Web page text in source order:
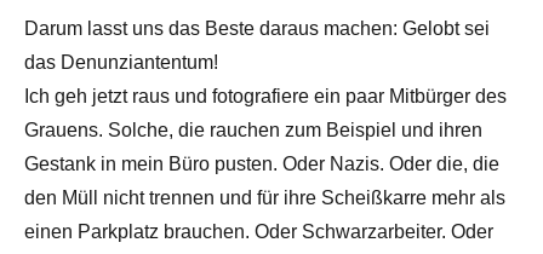
Darum lasst uns das Beste daraus machen: Gelobt sei
das Denunziantentum!
Ich geh jetzt raus und fotografiere ein paar Mitbürger des
Grauens. Solche, die rauchen zum Beispiel und ihren
Gestank in mein Büro pusten. Oder Nazis. Oder die, die
den Müll nicht trennen und für ihre Scheißkarre mehr als
einen Parkplatz brauchen. Oder Schwarzarbeiter. Oder